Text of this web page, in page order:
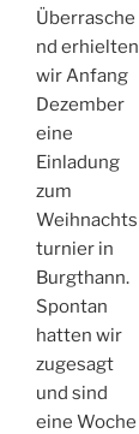
Überrasche
nd erhielten
wir Anfang
Dezember
eine
Einladung
zum
Weihnachts
turnier in
Burgthann.
Spontan
hatten wir
zugesagt
und sind
eine Woche